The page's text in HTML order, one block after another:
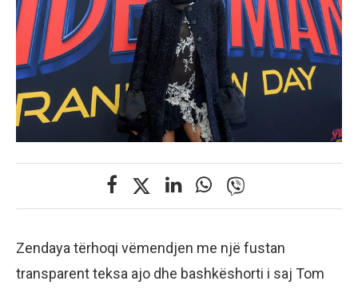
Zendaya tërhoqi vëmendjen me një fustan
transparent teksa ajo dhe bashkëshorti i saj Tom